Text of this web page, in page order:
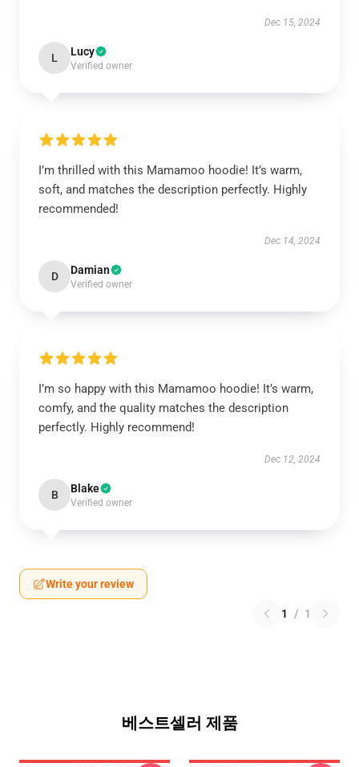
Dec 15, 2024
L Lucy
Verified owner
I’m thrilled with this Mamamoo hoodie! It’s warm,
soft, and matches the description perfectly. Highly
recommended!
Dec 14, 2024
D Damian
Verified owner
I’m so happy with this Mamamoo hoodie! It’s warm,
comfy, and the quality matches the description
perfectly. Highly recommend!
Dec 12, 2024
B Blake
Verified owner
Write your review
1 / 1
베스트셀러 제품